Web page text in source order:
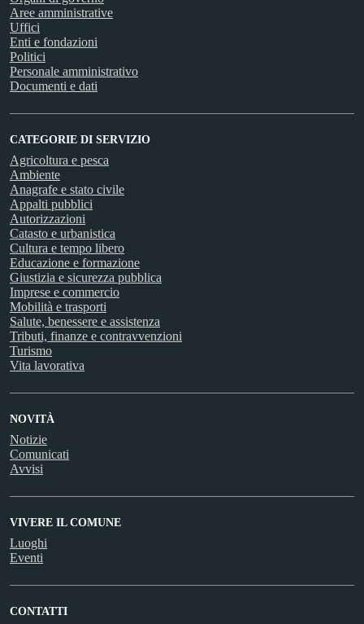
Aree amministrative
Uffici
Enti e fondazioni
Politici
Personale amministrativo
Documenti e dati
CATEGORIE DI SERVIZIO
Agricoltura e pesca
Ambiente
Anagrafe e stato civile
Appalti pubblici
Autorizzazioni
Catasto e urbanistica
Cultura e tempo libero
Educazione e formazione
Giustizia e sicurezza pubblica
Imprese e commercio
Mobilità e trasporti
Salute, benessere e assistenza
Tributi, finanze e contravvenzioni
Turismo
Vita lavorativa
NOVITÀ
Notizie
Comunicati
Avvisi
VIVERE IL COMUNE
Luoghi
Eventi
CONTATTI